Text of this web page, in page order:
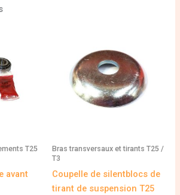
T25
avant
Bras transversaux et tirants T25 /
T3
Coupelle de silentblocs de
tirant de suspension T25